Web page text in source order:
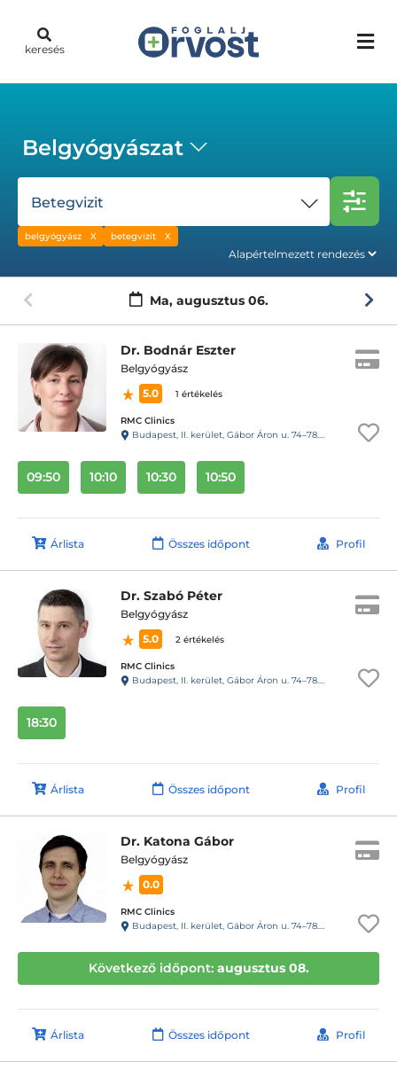
keresés
Belgyógyászat
Betegvizit
belgyógyász betegvizit
Ma, augusztus 06.
Dr. Bodnár Eszter
Belgyógyász
5.0
1 értékelés
RMC Clinics
Budapest, II. kerület, Gábor Áron u. 74–78. III. emelet
09:50 10:10 10:30 10:50
Árlista Összes időpont Profil
Dr. Szabó Péter
Belgyógyász
5.0
2 értékelés
RMC Clinics
Budapest, II. kerület, Gábor Áron u. 74–78. III. emelet
18:30
Árlista Összes időpont Profil
Dr. Katona Gábor
Belgyógyász
0.0
RMC Clinics
Budapest, II. kerület, Gábor Áron u. 74–78. III. emelet
Következő időpont: augusztus 08.
Árlista Összes időpont Profil